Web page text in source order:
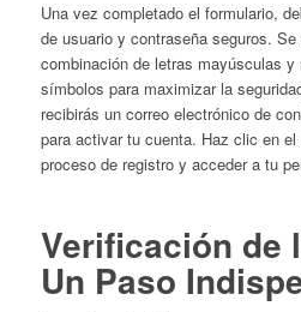
Una vez completado el formulario,
de usuario y contraseña seguros.
combinación de letras mayúsculas
símbolos para maximizar la
recibirás un correo electrónico de
para activar tu cuenta. Haz clic en
proceso de registro y acceder a tu
Verificación de
Un Paso